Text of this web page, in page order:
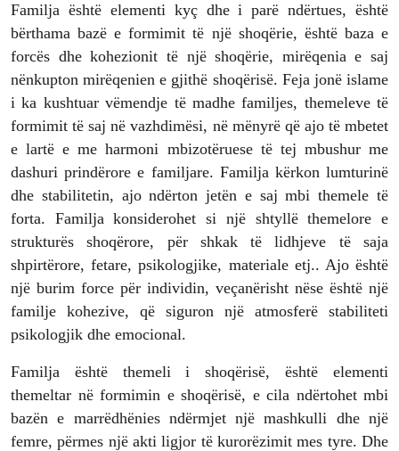
Familja është elementi kyç dhe i parë ndërtues, është
bërthama bazë e formimit të një shoqërie, është baza e
forcës dhe kohezionit të një shoqërie, mirëqenia e saj
nënkupton mirëqenien e gjithë shoqërisë. Feja jonë islame
i ka kushtuar vëmendje të madhe familjes, themeleve të
formimit të saj në vazhdimësi, në mënyrë që ajo të mbetet
e lartë e me harmoni mbizotëruese të tej mbushur me
dashuri prindërore e familjare. Familja kërkon lumturinë
dhe stabilitetin, ajo ndërton jetën e saj mbi themele të
forta. Familja konsiderohet si një shtyllë themelore e
strukturës shoqërore, për shkak të lidhjeve të saja
shpirtërore, fetare, psikologjike, materiale etj.. Ajo është
një burim force për individin, veçanërisht nëse është një
familje kohezive, që siguron një atmosferë stabiliteti
psikologjik dhe emocional.
Familja është themeli i shoqërisë, është elementi
themeltar në formimin e shoqërisë, e cila ndërtohet mbi
bazën e marrëdhënies ndërmjet një mashkulli dhe një
femre, përmes një akti ligjor të kurorëzimit mes tyre. Dhe